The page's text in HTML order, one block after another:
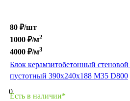
80 ₽/шт
1000 ₽/м2
4000 ₽/м3
Блок керамзитобетонный
пустотный 390х240х188 М35 D800
0
Есть в наличии*